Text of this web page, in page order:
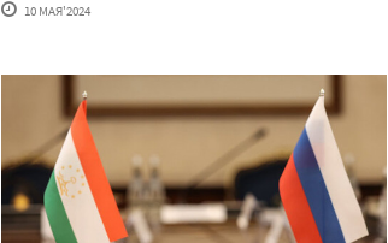
10 МАЯ'2024